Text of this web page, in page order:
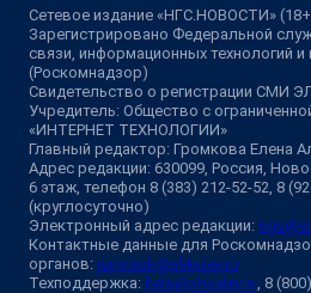
Сетевое издание «НГС.НОВОСТИ»
Зарегистрировано Федеральной
связи, информационных технологий
(Роскомнадзор)
Свидетельство о регистрации СМИ
Учредитель: Общество с
«ИНТЕРНЕТ ТЕХНОЛОГИИ»
Главный редактор: Громкова Елена
Адрес редакции: 630099, Россия,
6 этаж, телефон 8 (383) 212-52-52, 8
(круглосуточно)
Электронный адрес редакции:
Контактные данные для
органов: juristnsk@shkulev.ru
Техподдержка: help@shkulev.ru, 8